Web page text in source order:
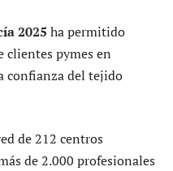
2025 ha permitido
clientes pymes en
confianza del tejido
de 212 centros
de 2.000 profesionales